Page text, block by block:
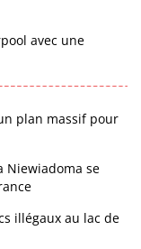
avec une
plan massif pour
Niewiadoma se
illégaux au lac de